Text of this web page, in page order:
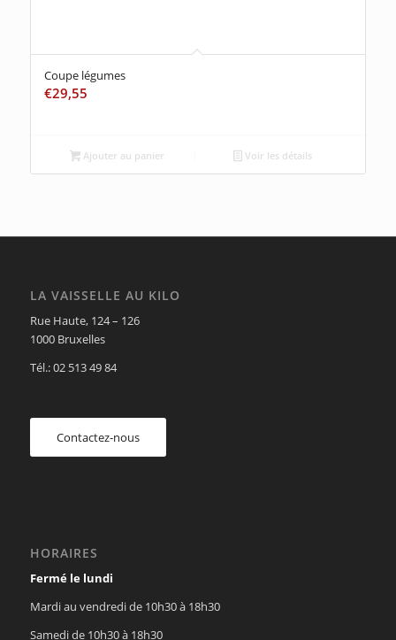
Coupe légumes
€29,55
Ajouter au panier Voir les détails
LA VAISSELLE AU KILO
Rue Haute, 124 – 126
1000 Bruxelles
Tél.: 02 513 49 84
Contactez-nous
HORAIRES
Fermé le lundi
Mardi au vendredi de 10h30 à 18h30
Samedi de 10h30 à 18h30